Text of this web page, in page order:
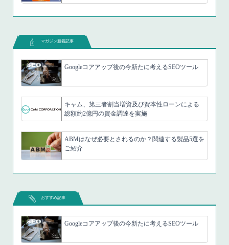
マガジン新着記事
Googleコアアップ後の今新たに考えるSEOツール
キャム、第三者割当増資及び資本性ローンによる
総額約2億円の資金調達を実施
ABMはなぜ必要とされるのか？関連する製品5選を
ご紹介
おすすめ記事
Googleコアアップ後の今新たに考えるSEOツール